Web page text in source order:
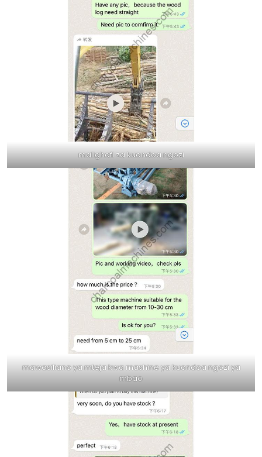
malighafi za kuondoa ngozi
mawasiliano ya mteja kwa mashine ya kuondoa ngozi ya
mbao